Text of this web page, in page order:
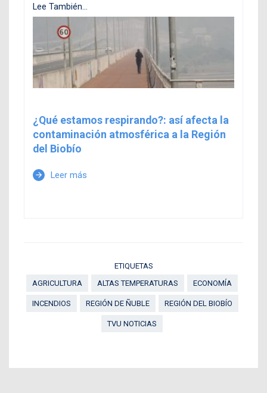
Lee También...
¿Qué estamos respirando?: así afecta la
contaminación atmosférica a la Región
del Biobío
arrow_forward Leer más
ETIQUETAS
AGRICULTURA
ALTAS TEMPERATURAS ECONOMÍA
INCENDIOS REGIÓN DE ÑUBLE REGIÓN DEL BIOBÍO
TVU NOTICIAS